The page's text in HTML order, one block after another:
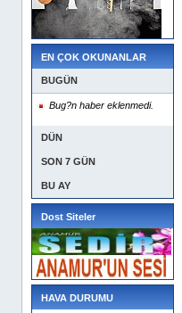
EN ÇOK OKUNANLAR
BUGÜN
Bug?n haber eklenmedi.
DÜN
SON 7 GÜN
BU AY
Dost Siteler
HAVA DURUMU